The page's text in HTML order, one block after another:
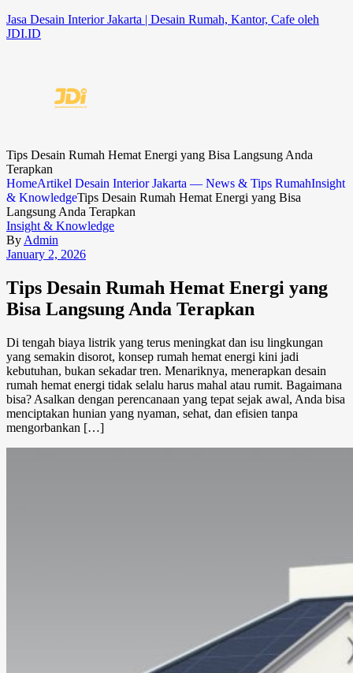
Jasa Desain Interior Jakarta | Desain Rumah, Kantor, Cafe oleh
JDI.ID
Tips Desain Rumah Hemat Energi yang Bisa Langsung Anda
Terapkan
HomeArtikel Desain Interior Jakarta — News & Tips RumahInsight
& KnowledgeTips Desain Rumah Hemat Energi yang Bisa
Langsung Anda Terapkan
Insight & Knowledge
By Admin
January 2, 2026
Tips Desain Rumah Hemat Energi yang
Bisa Langsung Anda Terapkan
Di tengah biaya listrik yang terus meningkat dan isu lingkungan
yang semakin disorot, konsep rumah hemat energi kini jadi
kebutuhan, bukan sekadar tren. Menariknya, menerapkan desain
rumah hemat energi tidak selalu harus mahal atau rumit. Bagaimana
bisa? Asalkan dengan perencanaan yang tepat sejak awal, Anda bisa
menciptakan hunian yang nyaman, sehat, dan efisien tanpa
mengorbankan […]